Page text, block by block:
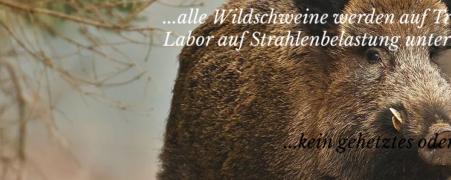
...alle Wildschweine werden auf
Labor auf Strahlenbelastung
...kein gehetztes